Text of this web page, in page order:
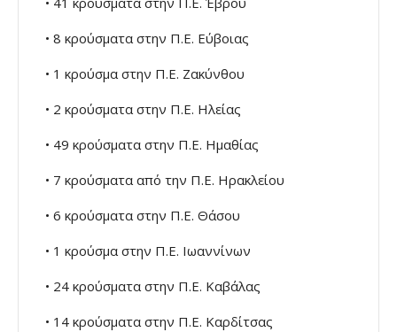
• 8 κρούσματα στην Π.Ε. Εύβοιας
• 1 κρούσμα στην Π.Ε. Ζακύνθου
• 2 κρούσματα στην Π.Ε. Ηλείας
• 49 κρούσματα στην Π.Ε. Ημαθίας
• 7 κρούσματα από την Π.Ε. Ηρακλείου
• 6 κρούσματα στην Π.Ε. Θάσου
• 1 κρούσμα στην Π.Ε. Ιωαννίνων
• 24 κρούσματα στην Π.Ε. Καβάλας
• 14 κρούσματα στην Π.Ε. Καρδίτσας